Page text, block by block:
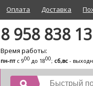
Оплата Доставка
8 958 838
Время работы:
пн-птс 900 до 1800; сб,вс -